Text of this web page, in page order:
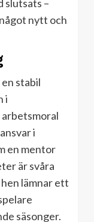
slutsats –
nytt och
stabil
i
i
en mentor
är svåra
lämnar ett
säsonger.